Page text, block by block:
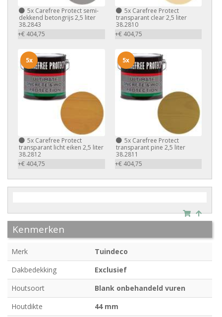
5x Carefree Protect semi-
dekkend betongrijs 2,5 liter
38.2843
+€ 404,75
5xCarefree Protect
transparant clear 2,5 liter
38.2810
+€ 404,75
5x Carefree Protect
transparant licht eiken 2,5 liter
38.2812
+€ 404,75
5x
5xCarefree Protect
transparant pine 2,5 liter
38.2811
+€ 404,75
5x
Kenmerken
Merk
Tuindeco
Dakbedekking
Exclusief
Houtsoort
Blank onbehandeld vuren
Houtdikte
44 mm